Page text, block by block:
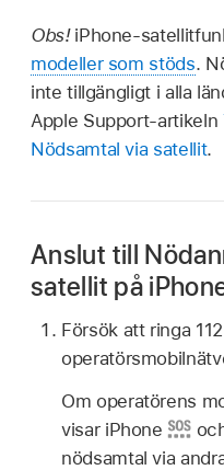
Obs! iPhone-
modeller som stöds.
inte tillgängligt i alla
Apple Support-artikeln
Nödsamtal via satellit.
Anslut till
satellit på
Försök att ringa
Om operatörens
visar iPhone
nödsamtal via